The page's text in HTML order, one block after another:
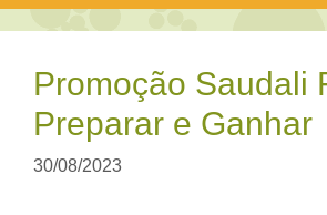
Promoção Saudali
Preparar e Ganhar
30/08/2023